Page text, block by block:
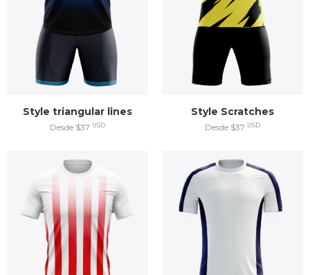
Style triangular lines
Desde $37 USD
Style Scratches
Desde $37 USD